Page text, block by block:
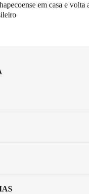
em casa e volta